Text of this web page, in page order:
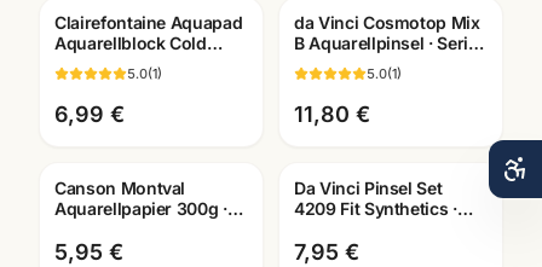
Clairefontaine Aquapad
Aquarellblock Cold
Pressed · A6/A5/A4 ·
Künstlerbedarf
Mannheim
5.0(1)
6,99 €
da Vinci Cosmotop Mix
B Aquarellpinsel · Serie
5530 · Künstlerbedarf
Mannheim
5.0(1)
11,80 €
Canson Montval
Aquarellpapier 300g ·
Aquarellblock
5,95 €
Da Vinci Pinsel Set
4209 Fit Synthetics ·
Mannheim
7,95 €